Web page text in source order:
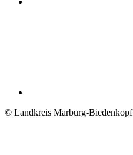
© Landkreis Marburg-Biedenkopf